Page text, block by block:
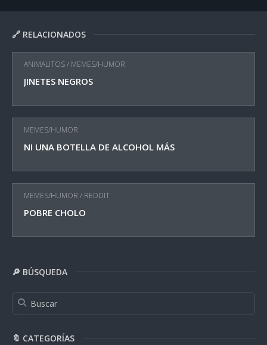
🔗 RELACIONADOS
ANIMALITOS/ MEMES/HUMOR
JINETES NEGROS
MEMES/HUMOR
NI UNA BOTELLA DE ALCOHOL MÁS
MEMES/HUMOR / REDDIT
POBRE CHOLO
🔎 BÚSQUEDA
🔖 CATEGORÍAS